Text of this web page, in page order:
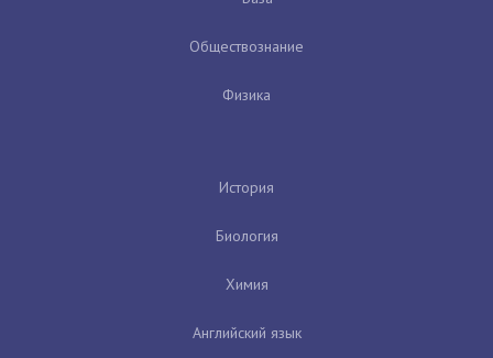
Обществознание
Физика
История
Биология
Химия
Английский язык